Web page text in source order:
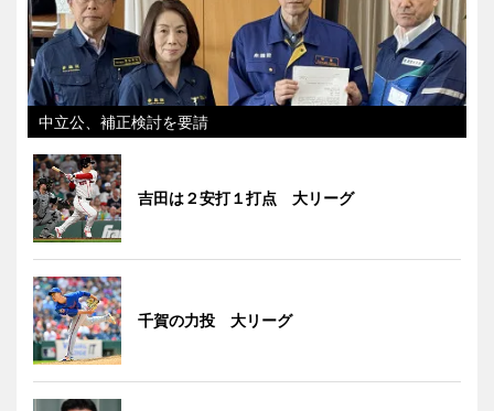
中立公、補正検討を要請
吉田は２安打１打点 大リーグ
千賀の力投 大リーグ